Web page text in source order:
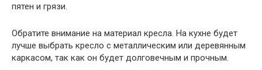
пятен и грязи.
Обратите внимание на материал кресла. На кухне будет
лучше выбрать кресло с металлическим или деревянным
каркасом, так как он будет долговечным и прочным.